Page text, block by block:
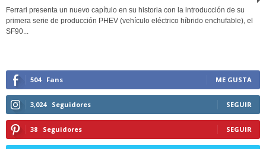
Ferrari presenta un nuevo capítulo en su historia con la introducción de su
primera serie de producción PHEV (vehículo eléctrico híbrido enchufable), el
SF90...
504 Fans ME GUSTA
3,024 Seguidores SEGUIR
38 Seguidores SEGUIR